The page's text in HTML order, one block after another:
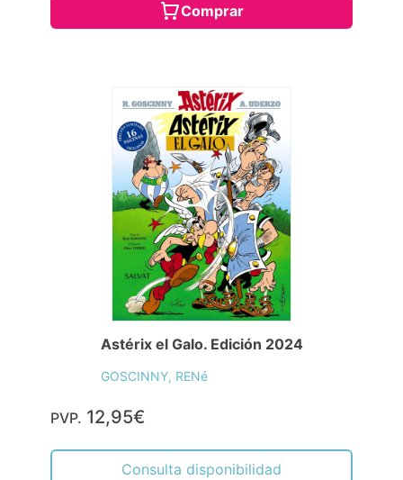
Comprar
Astérix el Galo. Edición 2024
GOSCINNY, RENé
PVP. 12,95€
Consulta disponibilidad